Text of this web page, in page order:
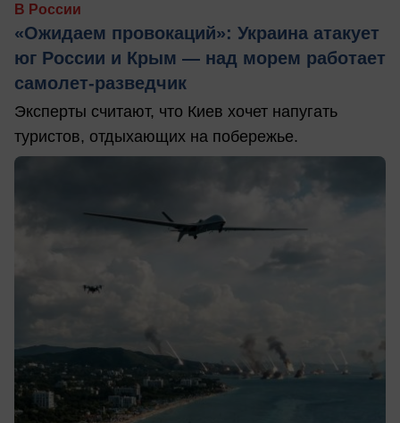
В России
«Ожидаем провокаций»: Украина атакует
юг России и Крым — над морем работает
самолет-разведчик
Эксперты считают, что Киев хочет напугать
туристов, отдыхающих на побережье.